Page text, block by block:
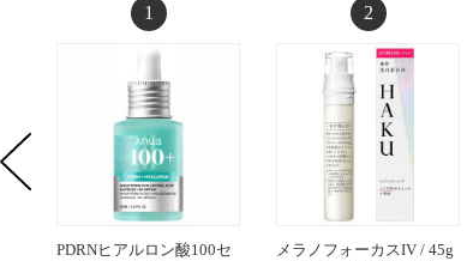
1
PDRNヒアルロン酸100セ
2
メラノフォーカスIV / 45g